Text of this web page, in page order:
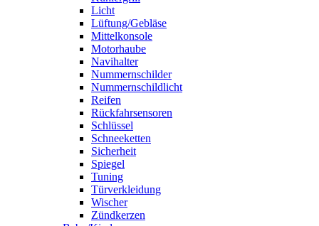
Licht
Lüftung/Gebläse
Mittelkonsole
Motorhaube
Navihalter
Nummernschilder
Nummernschildlicht
Reifen
Rückfahrsensoren
Schlüssel
Schneeketten
Sicherheit
Spiegel
Tuning
Türverkleidung
Wischer
Zündkerzen